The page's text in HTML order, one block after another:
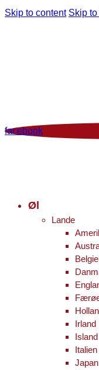
Skip to content Skip
facebook
Øl
Lande
Irland
Island
Italien
Japan